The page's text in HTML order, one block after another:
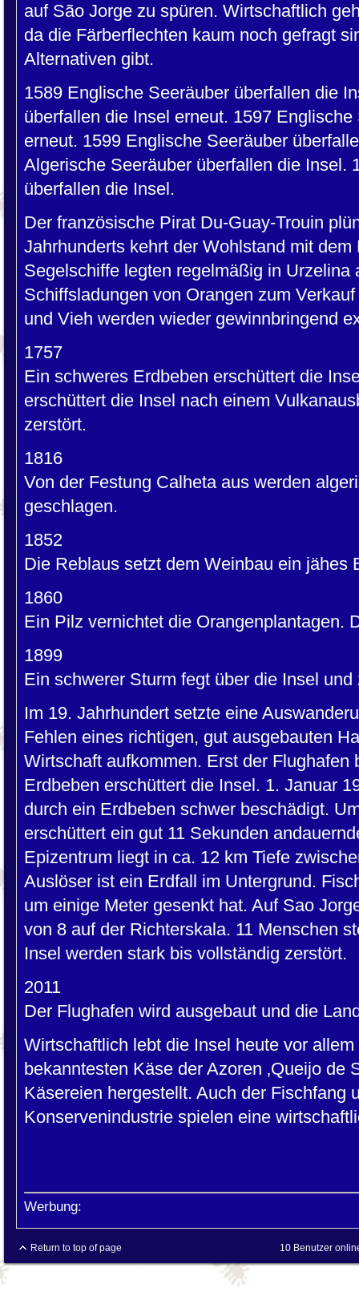
auf São Jorge zu spüren. Wirtschaftlich
da die Färberflechten kaum noch gefragt
Alternativen gibt.
1589 Englische Seeräuber überfallen die
überfallen die Insel erneut. 1597
erneut. 1599 Englische Seeräuber
Algerische Seeräuber überfallen die Insel.
überfallen die Insel.
Der französische Pirat Du-Guay-Trouin
Jahrhunderts kehrt der Wohlstand mit
Segelschiffe legten regelmäßig in Urzelina
Schiffsladungen von Orangen zum
und Vieh werden wieder gewinnbringend
1757
Ein schweres Erdbeben erschüttert die
erschüttert die Insel nach einem
zerstört.
1816
Von der Festung Calheta aus werden
geschlagen.
1852
Die Reblaus setzt dem Weinbau ein jähes
1860
Ein Pilz vernichtet die Orangenplantagen.
1899
Ein schwerer Sturm fegt über die Insel
Im 19. Jahrhundert setzte eine
Fehlen eines richtigen, gut ausgebauten
Wirtschaft aufkommen. Erst der
Erdbeben erschüttert die Insel. 1. Januar
durch ein Erdbeben schwer beschädigt.
erschüttert ein gut 11 Sekunden
Epizentrum liegt in ca. 12 km Tiefe
Auslöser ist ein Erdfall im Untergrund.
um einige Meter gesenkt hat. Auf Sao
von 8 auf der Richterskala. 11 Menschen
Insel werden stark bis vollständig zerstört.
2011
Der Flughafen wird ausgebaut und die
Wirtschaftlich lebt die Insel heute vor
bekanntesten Käse der Azoren ‚Queijo de
Käsereien hergestellt. Auch der Fischfang
Konservenindustrie spielen eine
Werbung:
Return to top of page 10 Benutzer